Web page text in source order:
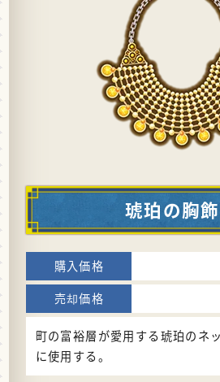
琥珀の胸
町の富裕層が愛用する琥珀のネ
に使用する。